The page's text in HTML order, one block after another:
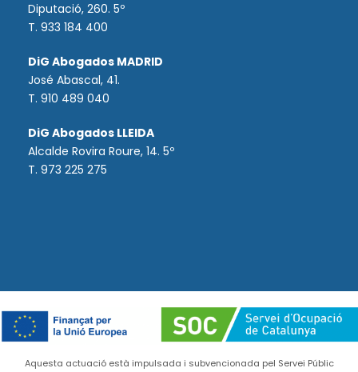
Diputació, 260. 5º
T. 933 184 400
DiG Abogados MADRID
José Abascal, 41.
T. 910 489 040
DiG Abogados LLEIDA
Alcalde Rovira Roure, 14. 5º
T. 973 225 275
Aquesta actuació està impulsada i subvencionada pel Servei Públic